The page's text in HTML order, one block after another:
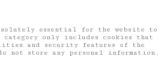
essential for the website to
only includes cookies that
and security features of the
not store any personal information.